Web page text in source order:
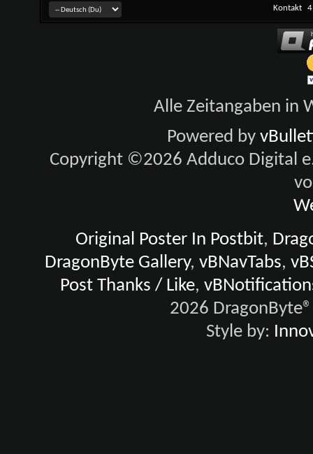
Kontakt
Alle Zeitangaben in
Powered by
Copyright ©2026 Adduco Digital
Original Poster In Postbit,
DragonByte Gallery,vBNavTabs,
Post Thanks / Like,
2026
Style by: